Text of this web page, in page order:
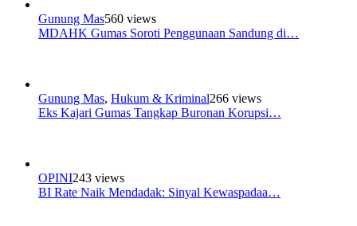
Gunung Mas560 views
MDAHK Gumas Soroti Penggunaan Sandung di…
Gunung Mas, Hukum & Kriminal266 views
Eks Kajari Gumas Tangkap Buronan Korupsi…
OPINI243 views
BI Rate Naik Mendadak: Sinyal Kewaspadaa…